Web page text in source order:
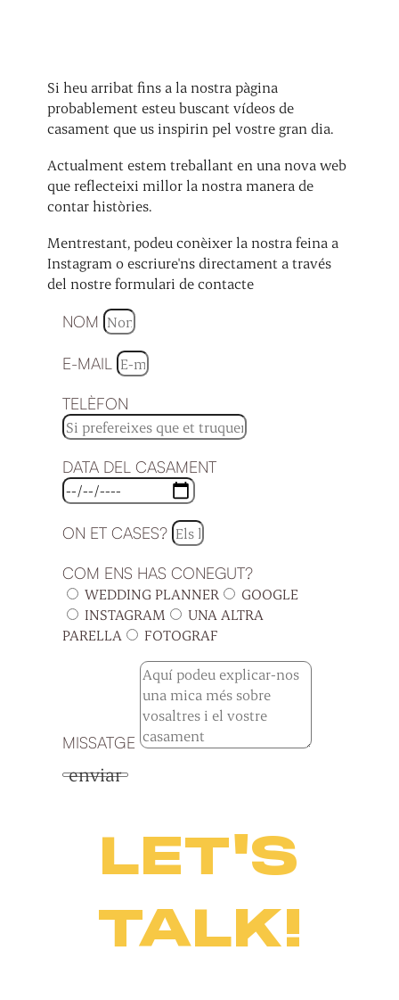
Si heu arribat fins a la nostra pàgina
probablement esteu buscant vídeos de
casament que us inspirin pel vostre gran dia.
Actualment estem treballant en una nova web
que reflecteixi millor la nostra manera de
contar històries.
Mentrestant, podeu conèixer la nostra feina a
Instagram o escriure'ns directament a través
del nostre formulari de contacte
NOM
E-MAIL
TELÈFON
DATA DEL CASAMENT
ON ET CASES?
COM ENS HAS CONEGUT?
WEDDING PLANNER
GOOGLE
INSTAGRAM
UNA ALTRA
PARELLA
FOTOGRAF
MISSATGE
enviar
LET'S
TALK!